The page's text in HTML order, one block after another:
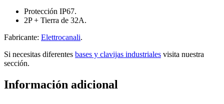
Protección IP67.
2P + Tierra de 32A.
Fabricante: Elettrocanali.
Si necesitas diferentes bases y clavijas industriales visita nuestra
sección.
Información adicional